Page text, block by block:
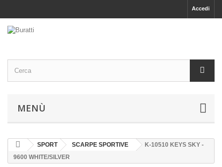
Accedi
MENÙ
SPORT SCARPE SPORTIVE
K-10510 KEYS SKY -
9600 WHITE/SILVER